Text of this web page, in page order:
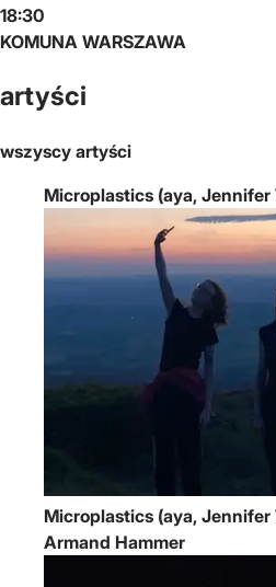
18:30
KOMUNA WARSZAWA
artyści
wszyscy artyści
Microplastics (aya,
Microplastics (aya,
Armand Hammer